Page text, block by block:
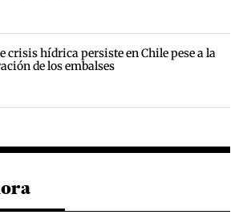
crisis hídrica persiste en Chile pese a la
de los embalses